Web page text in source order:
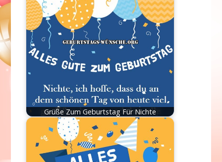
Grüße Zum Geburtstag Für Nichte